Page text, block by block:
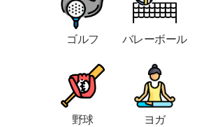
ゴルフ バレーボール
野球 ヨガ